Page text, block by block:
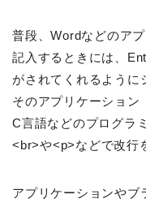
普段、Wordなどのア
記入するときには、
がされてくれるように
そのアプリケーショ
C言語などのプログラ
<br>や<p>などで改行
アプリケーションやブ